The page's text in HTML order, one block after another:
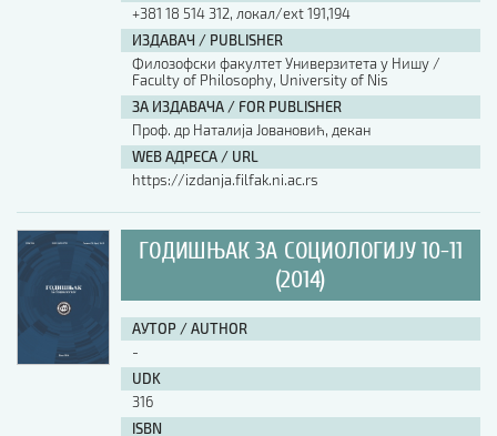
+381 18 514 312, локал/ext 191,194
ИЗДАВАЧ / PUBLISHER
Филозофски факултет Универзитета у Нишу /
Faculty of Philosophy, University of Nis
ЗА ИЗДАВАЧА / FOR PUBLISHER
Проф. др Наталија Јовановић, декан
WEB АДРЕСА / URL
https://izdanja.filfak.ni.ac.rs
ГОДИШЊАК ЗА СОЦИОЛОГИЈУ 10-11
(2014)
АУТОР / AUTHOR
-
UDK
316
ISBN